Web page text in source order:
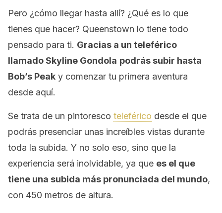
Pero ¿cómo llegar hasta allí? ¿Qué es lo que
tienes que hacer? Queenstown lo tiene todo
pensado para ti. Gracias a un teleférico
llamado Skyline Gondola podrás subir hasta
Bob’s Peak y comenzar tu primera aventura
desde aquí.
Se trata de un pintoresco teleférico desde el que
podrás presenciar unas increíbles vistas durante
toda la subida. Y no solo eso, sino que la
experiencia será inolvidable, ya que es el que
tiene una subida más pronunciada del mundo,
con 450 metros de altura.